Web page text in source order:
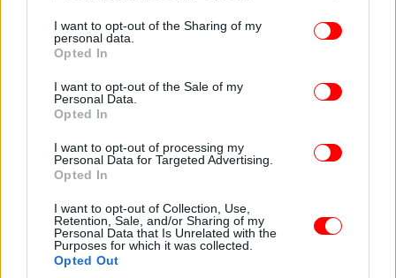
not limited to your visit or usage behaviour. You may click to
grant or deny consent to Google and its third-party tags to
use your data for below specified purposes in below Google
consent section.
I want to opt-out of the Sharing of my
personal data.
Opted In
I want to opt-out of the Sale of my
Personal Data.
Opted In
I want to opt-out of processing my
Personal Data for Targeted Advertising.
Opted In
I want to opt-out of Collection, Use,
Retention, Sale, and/or Sharing of my
Personal Data that Is Unrelated with the
Purposes for which it was collected.
Opted Out